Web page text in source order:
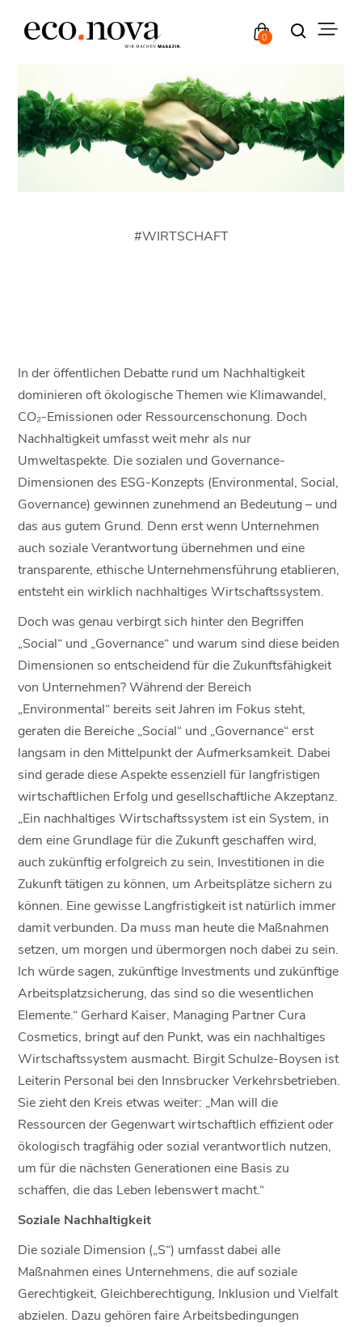
0
#WIRTSCHAFT
In der öffentlichen Debatte rund um Nachhaltigkeit
dominieren oft ökologische Themen wie Klimawandel,
CO₂-Emissionen oder Ressourcenschonung. Doch
Nachhaltigkeit umfasst weit mehr als nur
Umweltaspekte. Die sozialen und Governance-
Dimensionen des ESG-Konzepts (Environmental, Social,
Governance) gewinnen zunehmend an Bedeutung – und
das aus gutem Grund. Denn erst wenn Unternehmen
auch soziale Verantwortung übernehmen und eine
transparente, ethische Unternehmensführung etablieren,
entsteht ein wirklich nachhaltiges Wirtschaftssystem.
Doch was genau verbirgt sich hinter den Begriffen
„Social“ und „Governance“ und warum sind diese beiden
Dimensionen so entscheidend für die Zukunftsfähigkeit
von Unternehmen? Während der Bereich
„Environmental“ bereits seit Jahren im Fokus steht,
geraten die Bereiche „Social“ und „Governance“ erst
langsam in den Mittelpunkt der Aufmerksamkeit. Dabei
sind gerade diese Aspekte essenziell für langfristigen
wirtschaftlichen Erfolg und gesellschaftliche Akzeptanz.
„Ein nachhaltiges Wirtschaftssystem ist ein System, in
dem eine Grundlage für die Zukunft geschaffen wird,
auch zukünftig erfolgreich zu sein, Investitionen in die
Zukunft tätigen zu können, um Arbeitsplätze sichern zu
können. Eine gewisse Langfristigkeit ist natürlich immer
damit verbunden. Da muss man heute die Maßnahmen
setzen, um morgen und übermorgen noch dabei zu sein.
Ich würde sagen, zukünftige Investments und zukünftige
Arbeitsplatzsicherung, das sind so die wesentlichen
Elemente.“ Gerhard Kaiser, Managing Partner Cura
Cosmetics, bringt auf den Punkt, was ein nachhaltiges
Wirtschaftssystem ausmacht. Birgit Schulze-Boysen ist
Leiterin Personal bei den Innsbrucker Verkehrsbetrieben.
Sie zieht den Kreis etwas weiter: „Man will die
Ressourcen der Gegenwart wirtschaftlich effizient oder
ökologisch tragfähig oder sozial verantwortlich nutzen,
um für die nächsten Generationen eine Basis zu
schaffen, die das Leben lebenswert macht.“
Soziale Nachhaltigkeit
Die soziale Dimension („S“) umfasst dabei alle
Maßnahmen eines Unternehmens, die auf soziale
Gerechtigkeit, Gleichberechtigung, Inklusion und Vielfalt
abzielen. Dazu gehören faire Arbeitsbedingungen